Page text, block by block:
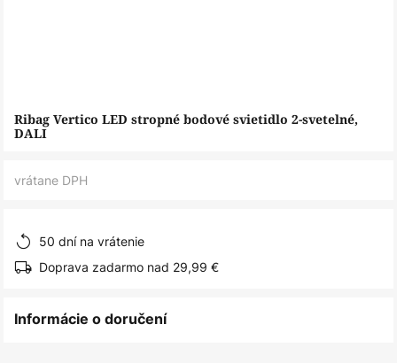
Preskočiť
na
galérie
Ribag Vertico LED stropné bodové svietidlo 2-svetelné,
DALI
vrátane DPH
50 dní na vrátenie
Doprava zadarmo nad 29,99 €
Informácie o doručení